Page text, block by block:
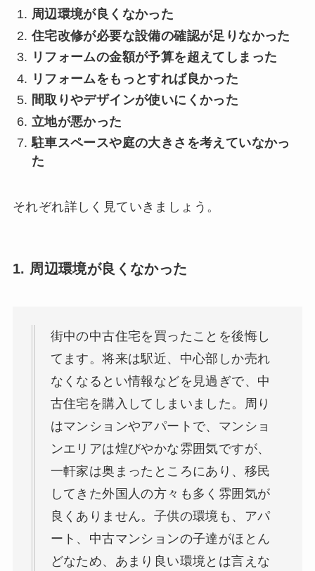
周辺環境が良くなかった
住宅改修が必要な設備の確認が足りなかった
リフォームの金額が予算を超えてしまった
リフォームをもっとすれば良かった
間取りやデザインが使いにくかった
立地が悪かった
駐車スペースや庭の大きさを考えていなかっ
た
それぞれ詳しく見ていきましょう。
1. 周辺環境が良くなかった
街中の中古住宅を買ったことを後悔し
てます。将来は駅近、中心部しか売れ
なくなるとい情報などを見過ぎで、中
古住宅を購入してしまいました。周り
はマンションやアパートで、マンショ
ンエリアは煌びやかな雰囲気ですが、
一軒家は奥まったところにあり、移民
してきた外国人の方々も多く雰囲気が
良くありません。子供の環境も、アパ
ート、中古マンションの子達がほとん
どなため、あまり良い環境とは言えな